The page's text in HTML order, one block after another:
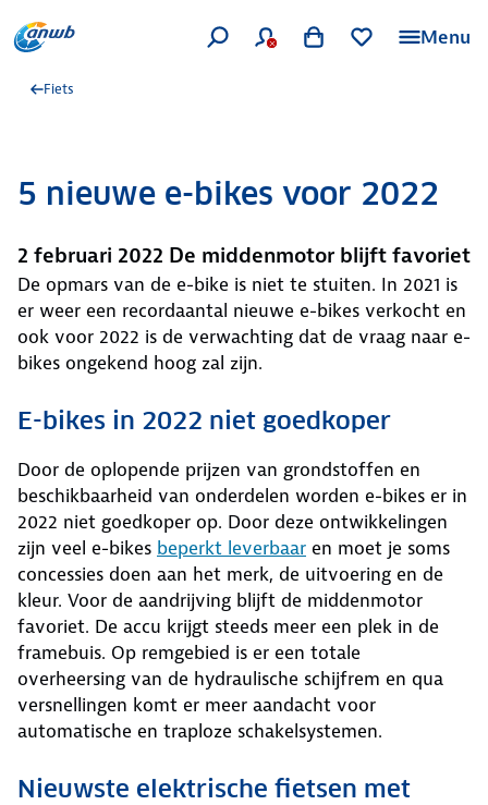
Menu
Fiets
5 nieuwe e-bikes voor 2022
2 februari 2022 De middenmotor blijft favoriet
De opmars van de e-bike is niet te stuiten. In 2021 is
er weer een recordaantal nieuwe e-bikes verkocht en
ook voor 2022 is de verwachting dat de vraag naar e-
bikes ongekend hoog zal zijn.
E-bikes in 2022 niet goedkoper
Door de oplopende prijzen van grondstoffen en
beschikbaarheid van onderdelen worden e-bikes er in
2022 niet goedkoper op. Door deze ontwikkelingen
zijn veel e-bikes beperkt leverbaar en moet je soms
concessies doen aan het merk, de uitvoering en de
kleur. Voor de aandrijving blijft de middenmotor
favoriet. De accu krijgt steeds meer een plek in de
framebuis. Op remgebied is er een totale
overheersing van de hydraulische schijfrem en qua
versnellingen komt er meer aandacht voor
automatische en traploze schakelsystemen.
Nieuwste elektrische fietsen met